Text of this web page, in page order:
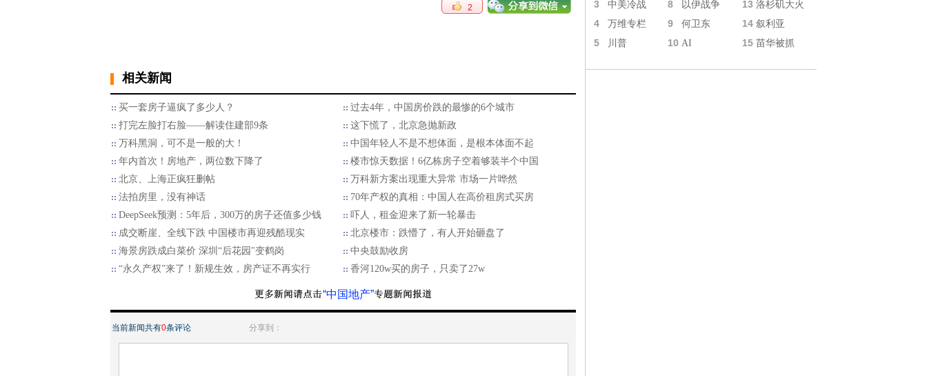
2
相关新闻
买一套房子逼疯了多少人？
过去4年，中国房价跌的最惨的6个城市
打完左脸打右脸——解读住建部9条
这下慌了，北京急抛新政
万科黑洞，可不是一般的大！
中国年轻人不是不想体面，是根本体面不起
年内首次！房地产，两位数下降了
楼市惊天数据！6亿栋房子空着够装半个中国
北京、上海正疯狂删帖
万科新方案出现重大异常 市场一片哗然
​法拍房里，没有神话
70年产权的真相：中国人在高价租房式买房
DeepSeek预测：5年后，300万的房子还值多少钱
吓人，租金迎来了新一轮暴击
成交断崖、全线下跌 中国楼市再迎残酷现实
北京楼市：跌懵了，有人开始砸盘了
海景房跌成白菜价 深圳“后花园"变鹤岗
中央鼓励收房
“永久产权”来了！新规生效，房产证不再实行
香河120w买的房子，只卖了27w
“中国地产”
当前新闻共有0条评论 分享到：
3 中美冷战 8 以伊战争 13 洛杉矶大火
4 万维专栏 9 何卫东 14 叙利亚
5 川普 10 AI 15 苗华被抓